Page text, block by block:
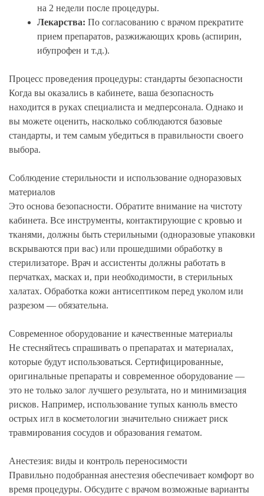
на 2 недели после процедуры.
Лекарства: По согласованию с врачом прекратите
прием препаратов, разжижающих кровь (аспирин,
ибупрофен и т.д.).
Процесс проведения процедуры: стандарты безопасности
Когда вы оказались в кабинете, ваша безопасность
находится в руках специалиста и медперсонала. Однако и
вы можете оценить, насколько соблюдаются базовые
стандарты, и тем самым убедиться в правильности своего
выбора.
Соблюдение стерильности и использование одноразовых
материалов
Это основа безопасности. Обратите внимание на чистоту
кабинета. Все инструменты, контактирующие с кровью и
тканями, должны быть стерильными (одноразовые упаковки
вскрываются при вас) или прошедшими обработку в
стерилизаторе. Врач и ассистенты должны работать в
перчатках, масках и, при необходимости, в стерильных
халатах. Обработка кожи антисептиком перед уколом или
разрезом — обязательна.
Современное оборудование и качественные материалы
Не стесняйтесь спрашивать о препаратах и материалах,
которые будут использоваться. Сертифицированные,
оригинальные препараты и современное оборудование —
это не только залог лучшего результата, но и минимизация
рисков. Например, использование тупых канюль вместо
острых игл в косметологии значительно снижает риск
травмирования сосудов и образования гематом.
Анестезия: виды и контроль переносимости
Правильно подобранная анестезия обеспечивает комфорт во
время процедуры. Обсудите с врачом возможные варианты